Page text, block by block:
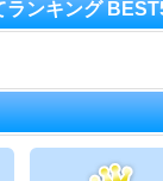
ランキング